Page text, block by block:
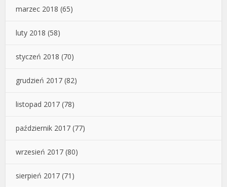
marzec 2018 (65)
luty 2018 (58)
styczeń 2018 (70)
grudzień 2017 (82)
listopad 2017 (78)
październik 2017 (77)
wrzesień 2017 (80)
sierpień 2017 (71)